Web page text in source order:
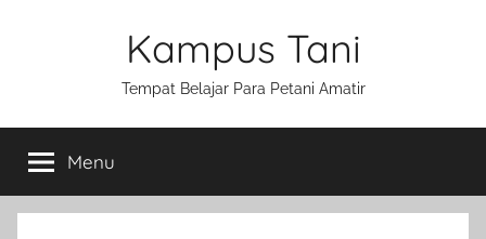
Kampus Tani
Tempat Belajar Para Petani Amatir
Menu